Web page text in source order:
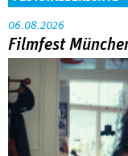
06.08.2026
Filmfest